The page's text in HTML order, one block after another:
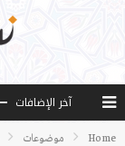
آخر الإضافات
Home موضوعات